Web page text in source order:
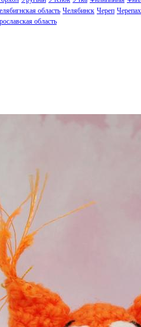
область Челябинск Череп
область